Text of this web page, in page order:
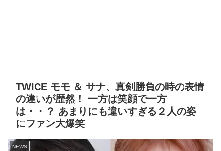
TWICE モモ ＆ サナ、真剣勝負の時の表情
の違いが歴然！ 一方は笑顔で一方
は・・？ あまりにも違いすぎる２人の姿
にファン大爆笑
NEWS